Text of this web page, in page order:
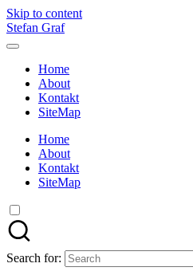
Skip to content
Stefan Graf
Home
About
Kontakt
SiteMap
Home
About
Kontakt
SiteMap
Search for: